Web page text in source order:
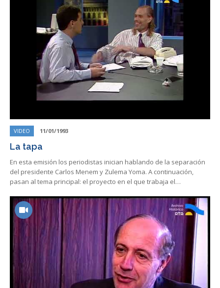
VIDEO 11/01/1993
La tapa
En esta emisión los periodistas inician hablando de la separación
del presidente Carlos Menem y Zulema Yoma. A continuación,
pasan al tema principal: el proyecto en el que trabaja el…